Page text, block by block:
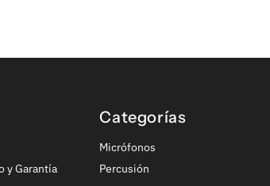
y Garantía
Categorías
Micrófonos
Percusión